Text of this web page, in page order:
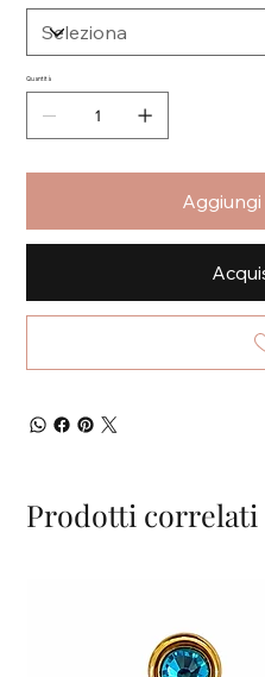
Quantità
Prodotti correlati